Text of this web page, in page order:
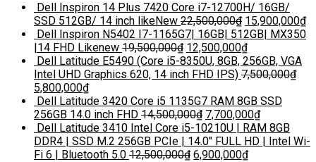
Dell Inspiron 14 Plus 7420 Core i7-12700H/ 16GB/
SSD 512GB/ 14 inch likeNew 22,500,000₫ 15,900,000₫
Dell Inspiron N5402 I7-1165G7| 16GB| 512GB| MX350
|14 FHD Likenew 19,500,000₫ 12,500,000₫
Dell Latitude E5490 (Core i5-8350U, 8GB, 256GB, VGA
Intel UHD Graphics 620, 14 inch FHD IPS) 7,500,000₫
5,800,000₫
Dell Latitude 3420 Core i5 1135G7 RAM 8GB SSD
256GB 14.0 inch FHD 14,500,000₫ 7,700,000₫
Dell Latitude 3410 Intel Core i5-10210U | RAM 8GB
DDR4 | SSD M.2 256GB PCIe | 14.0″ FULL HD | Intel Wi-
Fi 6 | Bluetooth 5.0 12,500,000₫ 6,900,000₫